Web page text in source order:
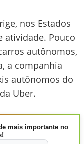
nos Estados
atividade. Pouco
autônomos,
a companhia
autônomos do
Uber.
mais importante no